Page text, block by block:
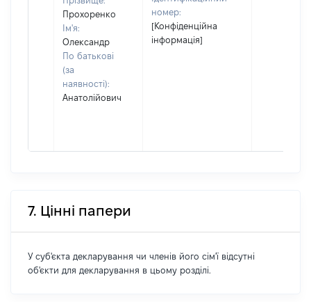
Прохоренко
Ім'я:
Олександр
По батькові
(за
наявності):
Анатолійович
номер:
[Конфіденційна
інформація]
7. Цінні папери
У суб'єкта декларування чи членів його сім'ї відсутні
об'єкти для декларування в цьому розділі.